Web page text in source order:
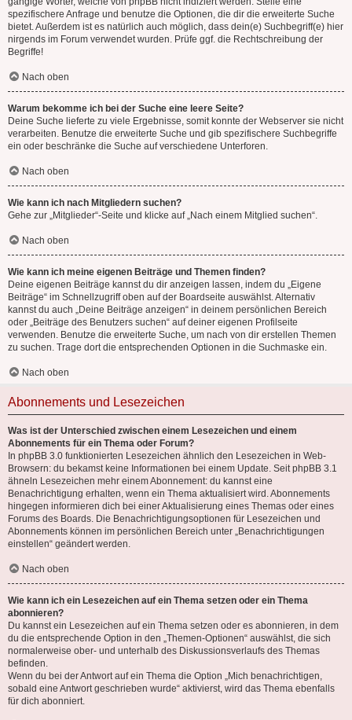
spezifischere Anfrage und benutze die Optionen, die dir die erweiterte Suche
bietet. Außerdem ist es natürlich auch möglich, dass dein(e) Suchbegriff(e) hier
nirgends im Forum verwendet wurden. Prüfe ggf. die Rechtschreibung der
Begriffe!
Nach oben
Warum bekomme ich bei der Suche eine leere Seite?
Deine Suche lieferte zu viele Ergebnisse, somit konnte der Webserver sie nicht
verarbeiten. Benutze die erweiterte Suche und gib spezifischere Suchbegriffe
ein oder beschränke die Suche auf verschiedene Unterforen.
Nach oben
Wie kann ich nach Mitgliedern suchen?
Gehe zur „Mitglieder“-Seite und klicke auf „Nach einem Mitglied suchen“.
Nach oben
Wie kann ich meine eigenen Beiträge und Themen finden?
Deine eigenen Beiträge kannst du dir anzeigen lassen, indem du „Eigene
Beiträge“ im Schnellzugriff oben auf der Boardseite auswählst. Alternativ
kannst du auch „Deine Beiträge anzeigen“ in deinem persönlichen Bereich
oder „Beiträge des Benutzers suchen“ auf deiner eigenen Profilseite
verwenden. Benutze die erweiterte Suche, um nach von dir erstellen Themen
zu suchen. Trage dort die entsprechenden Optionen in die Suchmaske ein.
Nach oben
Abonnements und Lesezeichen
Was ist der Unterschied zwischen einem Lesezeichen und einem
Abonnements für ein Thema oder Forum?
In phpBB 3.0 funktionierten Lesezeichen ähnlich den Lesezeichen in Web-
Browsern: du bekamst keine Informationen bei einem Update. Seit phpBB 3.1
ähneln Lesezeichen mehr einem Abonnement: du kannst eine
Benachrichtigung erhalten, wenn ein Thema aktualisiert wird. Abonnements
hingegen informieren dich bei einer Aktualisierung eines Themas oder eines
Forums des Boards. Die Benachrichtigungsoptionen für Lesezeichen und
Abonnements können im persönlichen Bereich unter „Benachrichtigungen
einstellen“ geändert werden.
Nach oben
Wie kann ich ein Lesezeichen auf ein Thema setzen oder ein Thema
abonnieren?
Du kannst ein Lesezeichen auf ein Thema setzen oder es abonnieren, in dem
du die entsprechende Option in den „Themen-Optionen“ auswählst, die sich
normalerweise ober- und unterhalb des Diskussionsverlaufs des Themas
befinden.
Wenn du bei der Antwort auf ein Thema die Option „Mich benachrichtigen,
sobald eine Antwort geschrieben wurde“ aktivierst, wird das Thema ebenfalls
für dich abonniert.